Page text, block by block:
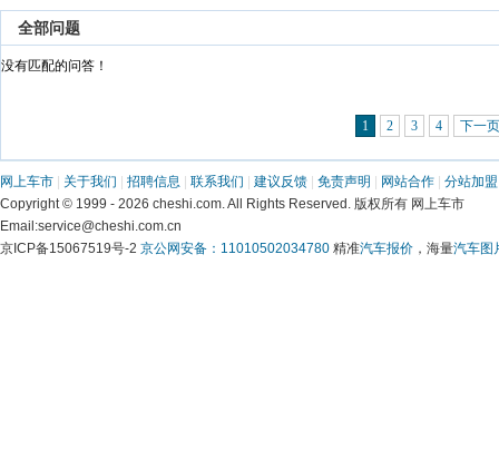
全部问题
没有匹配的问答！
1 2 3 4 下一页
网上车市 关于我们 招聘信息 联系我们 建议反馈 免责声明 网站合作
分站加盟
Copyright © 1999 - 2026 cheshi.com. All Rights Reserved. 版权所有 网上车市
Email:service@cheshi.com.cn
京ICP备15067519号-2 京公网安备：11010502034780 精准汽车报价 ，海量汽车图